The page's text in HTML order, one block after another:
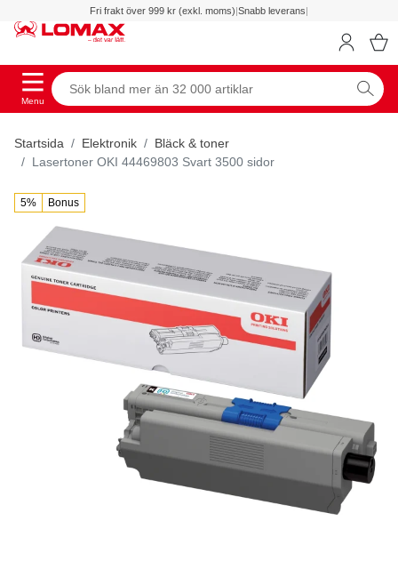
Fri frakt över 999 kr (exkl. moms)|Snabb leverans|
Menu
Startsida Elektronik
Bläck & toner
Lasertoner OKI 44469803 Svart 3500 sidor
5% Bonus